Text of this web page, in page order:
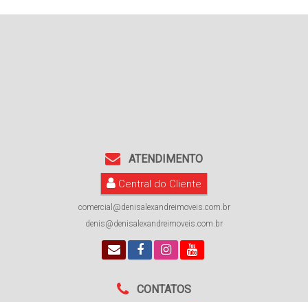
ATENDIMENTO
Central do Cliente
comercial@denisalexandreimoveis.com.br
denis@denisalexandreimoveis.com.br
CONTATOS